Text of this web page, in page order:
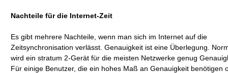
Nachteile für die Internet-Zeit
Es gibt mehrere Nachteile, wenn man sich im Internet auf die
Zeitsynchronisation verlässt. Genauigkeit ist eine Überlegung.
wird ein stratum 2-Gerät für die meisten Netzwerke genug
Für einige Benutzer, die ein hohes Maß an Genauigkeit benötigen